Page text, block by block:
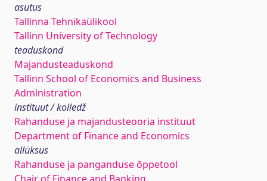
asutus
Tallinna Tehnikaülikool
Tallinn University of Technology
teaduskond
Majandusteaduskond
Tallinn School of Economics and Business
Administration
instituut / kolledž
Rahanduse ja majandusteooria instituut
Department of Finance and Economics
allüksus
Rahanduse ja panganduse õppetool